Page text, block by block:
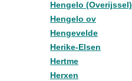
Hengelo (Overijssel)
Hengelo ov
Hengevelde
Herike-Elsen
Hertme
Herxen